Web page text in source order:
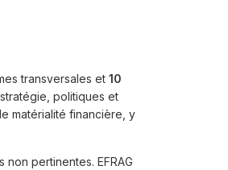
transversales et 10
politiques et
matérialité financière, y
pertinentes. EFRAG